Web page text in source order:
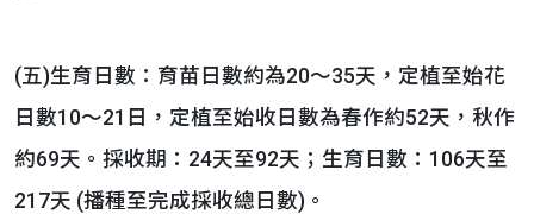
(五)生育日數：育苗日數約為20～35天，定植至始花
日數10～21日，定植至始收日數為春作約52天，秋作
約69天。採收期：24天至92天；生育日數：106天至
217天 (播種至完成採收總日數)。